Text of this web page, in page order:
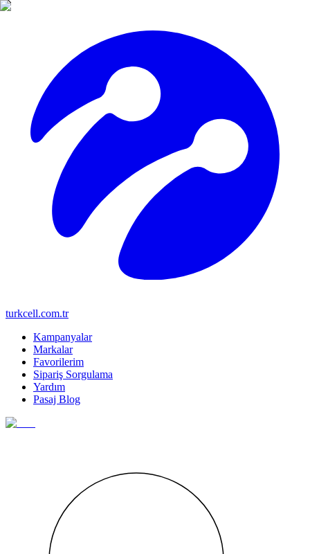
turkcell.com.tr
Kampanyalar
Markalar
Favorilerim
Sipariş Sorgulama
Yardım
Pasaj Blog